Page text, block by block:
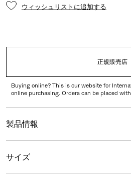
ウィッシュリストに追加する
正規販売店
Buying online? This is our website for
online purchasing. Orders can be placed with
製品情報
サイズ